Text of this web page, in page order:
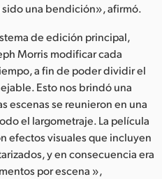
una bendición», afirmó.
de edición principal,
Morris modificar cada
a fin de poder dividir el
Esto nos brindó una
escenas se reunieron en una
el largometraje. La película
efectos visuales que incluyen
y en consecuencia era
por escena »,